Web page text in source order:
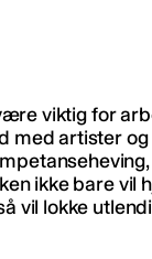
viktig for
med artister og
ikke bare vil
vil lokke